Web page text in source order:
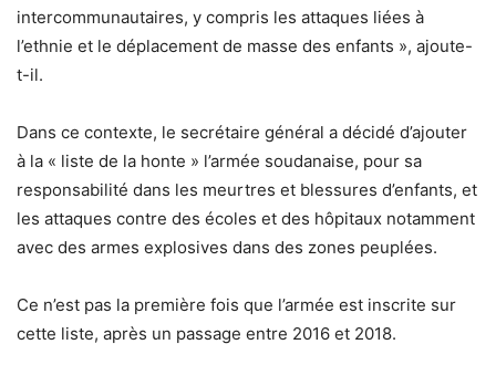
intercommunautaires, y compris les attaques liées à
l’ethnie et le déplacement de masse des enfants », ajoute-
t-il.
Dans ce contexte, le secrétaire général a décidé d’ajouter
à la « liste de la honte » l’armée soudanaise, pour sa
responsabilité dans les meurtres et blessures d’enfants, et
les attaques contre des écoles et des hôpitaux notamment
avec des armes explosives dans des zones peuplées.
Ce n’est pas la première fois que l’armée est inscrite sur
cette liste, après un passage entre 2016 et 2018.